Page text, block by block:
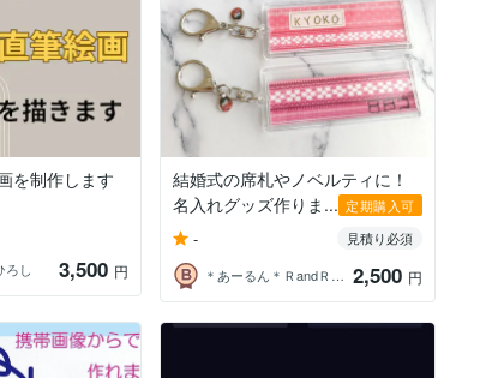
を制作します
ろし 3,500 円
結婚式の席札やノベルティに！
名入れグッズ作りま... 定期購入可
-
見積り必須
＊あーるん＊ＲandＲOkinawa
2,500 円